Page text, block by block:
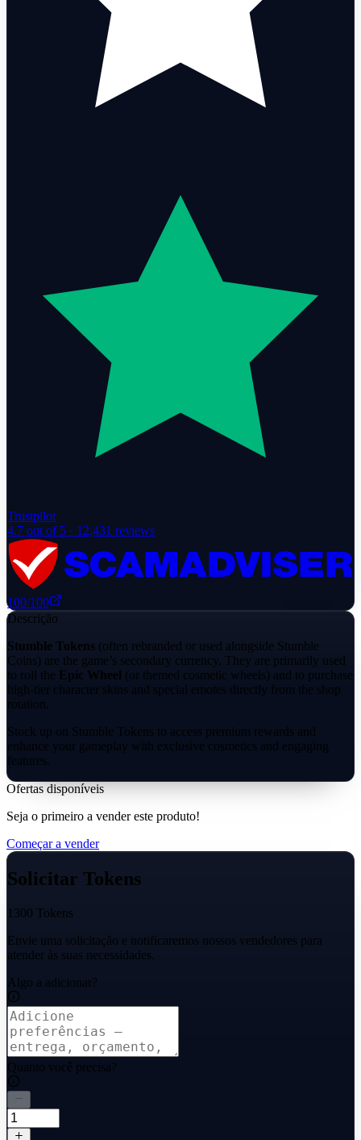
Trustpilot
4.7 out of 5 · 12,431 reviews
100/100
Descrição
Stumble Tokens (often rebranded or used alongside Stumble
Coins) are the game’s secondary currency. They are primarily used
to roll the Epic Wheel (or themed cosmetic wheels) and to purchase
high-tier character skins and special emotes directly from the shop
rotation.
Stock up on Stumble Tokens to access premium rewards and
enhance your gameplay with exclusive cosmetics and engaging
features.
Ofertas disponíveis
Seja o primeiro a vender este produto!
Começar a vender
Solicitar Tokens
1300 Tokens
Envie uma solicitação e notificaremos nossos vendedores para
atender às suas necessidades.
Algo a adicionar?
Quanto você precisa?